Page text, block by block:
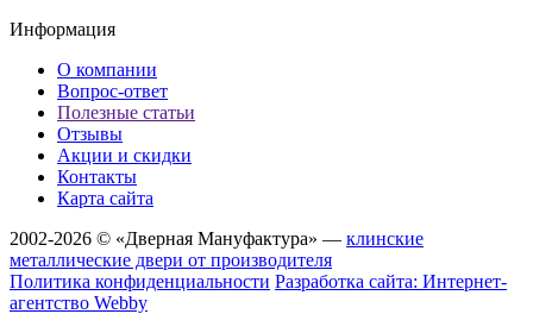
Информация
О компании
Вопрос-ответ
Полезные статьи
Отзывы
Акции и скидки
Контакты
Карта сайта
2002-2026 © «Дверная Мануфактура» — клинские
металлические двери от производителя
Политика конфиденциальности Разработка сайта: Интернет-
агентство Webby